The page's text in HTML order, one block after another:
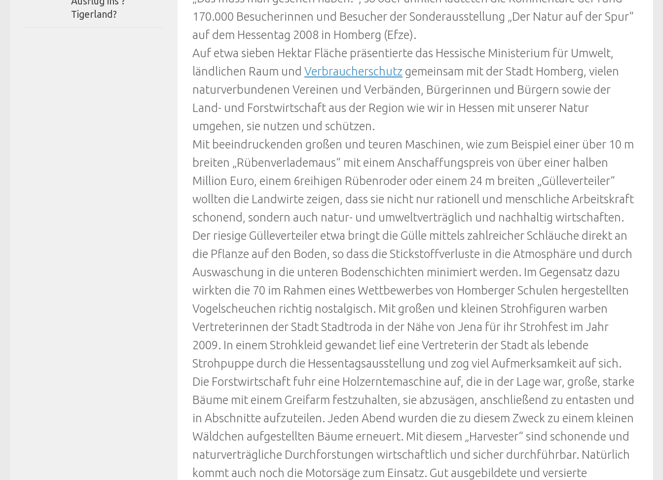
170.000 Besucherinnen und Besucher der Sonderausstellung „Der Natur auf der Spur“
auf dem Hessentag 2008 in Homberg (Efze).
Auf etwa sieben Hektar Fläche präsentierte das Hessische Ministerium für Umwelt,
ländlichen Raum und Verbraucherschutz gemeinsam mit der Stadt Homberg, vielen
naturverbundenen Vereinen und Verbänden, Bürgerinnen und Bürgern sowie der
Land- und Forstwirtschaft aus der Region wie wir in Hessen mit unserer Natur
umgehen, sie nutzen und schützen.
Mit beeindruckenden großen und teuren Maschinen, wie zum Beispiel einer über 10 m
breiten „Rübenverlademaus“ mit einem Anschaffungspreis von über einer halben
Million Euro, einem 6reihigen Rübenroder oder einem 24 m breiten „Gülleverteiler“
wollten die Landwirte zeigen, dass sie nicht nur rationell und menschliche Arbeitskraft
schonend, sondern auch natur- und umweltverträglich und nachhaltig wirtschaften.
Der riesige Gülleverteiler etwa bringt die Gülle mittels zahlreicher Schläuche direkt an
die Pflanze auf den Boden, so dass die Stickstoffverluste in die Atmosphäre und durch
Auswaschung in die unteren Bodenschichten minimiert werden. Im Gegensatz dazu
wirkten die 70 im Rahmen eines Wettbewerbes von Homberger Schulen hergestellten
Vogelscheuchen richtig nostalgisch. Mit großen und kleinen Strohfiguren warben
Vertreterinnen der Stadt Stadtroda in der Nähe von Jena für ihr Strohfest im Jahr
2009. In einem Strohkleid gewandet lief eine Vertreterin der Stadt als lebende
Strohpuppe durch die Hessentagsausstellung und zog viel Aufmerksamkeit auf sich.
Die Forstwirtschaft fuhr eine Holzerntemaschine auf, die in der Lage war, große, starke
Bäume mit einem Greifarm festzuhalten, sie abzusägen, anschließend zu entasten und
in Abschnitte aufzuteilen. Jeden Abend wurden die zu diesem Zweck zu einem kleinen
Wäldchen aufgestellten Bäume erneuert. Mit diesem „Harvester“ sind schonende und
naturverträgliche Durchforstungen wirtschaftlich und sicher durchführbar. Natürlich
kommt auch noch die Motorsäge zum Einsatz. Gut ausgebildete und versierte
Tigerland?